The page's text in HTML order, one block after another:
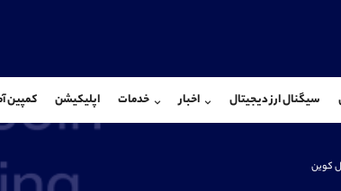
سیگنال ارز دیجیتال اخبار خدمات اپلیکیشن کمپین
کوین